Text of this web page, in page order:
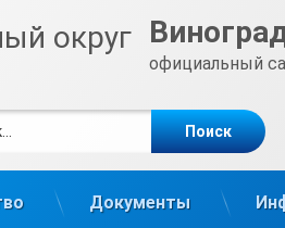
официальный
Документы